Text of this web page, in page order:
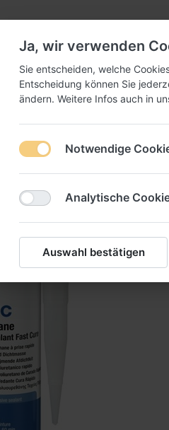
- Isolierung 3M™
Basis, Nitril- und Silikonbasis
Ja, wir verwenden
Sie entscheiden, welche
Entscheidung können Sie
ändern. Weitere Infos auch in
Notwendige
Analytische
Auswahl bestätigen